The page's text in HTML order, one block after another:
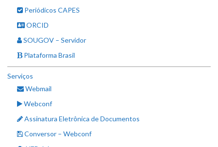
Periódicos CAPES
ORCID
SOUGOV – Servidor
Plataforma Brasil
Serviços
Webmail
Webconf
Assinatura Eletrônica de Documentos
Conversor – Webconf